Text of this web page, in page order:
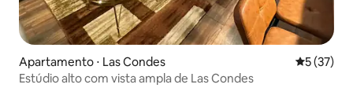
Apartamento ⋅ Las Condes 5 de uma
5 (37)
Estúdio alto com vista ampla de Las Condes